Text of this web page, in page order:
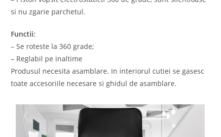
si nu zgarie parchetul.
Functii:
– Se roteste la 360 grade;
– Reglabil pe inaltime
Produsul necesita asamblare. In interiorul cutiei se gasesc
toate accesoriile necesare si ghidul de asamblare.